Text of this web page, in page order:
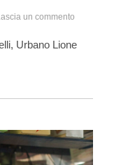
un commento
Urbano Lione